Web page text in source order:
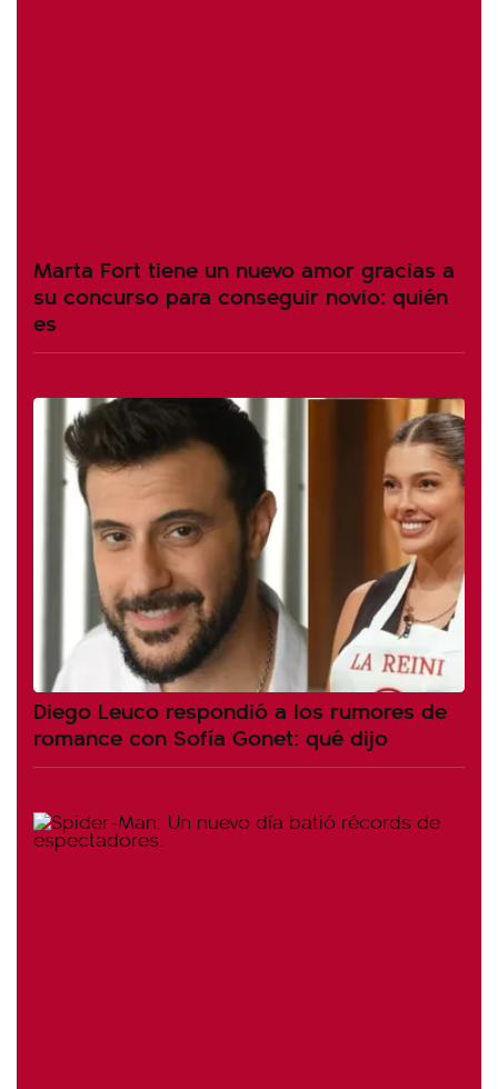
Marta Fort tiene un nuevo amor gracias a
su concurso para conseguir novio: quién
es
Diego Leuco respondió a los rumores de
romance con Sofía Gonet: qué dijo